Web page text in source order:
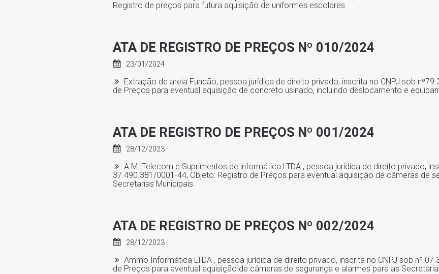
Registro de preços para futura aquisição de uniformes escolares
ATA DE REGISTRO DE PREÇOS Nº 010/2024
23/01/2024
Extração de areia Fundão, pessoa jurídica de direito privado, inscrita no CNPJ sob
de Preços para eventual aquisição de concreto usinado, incluindo deslocamento e
ATA DE REGISTRO DE PREÇOS Nº 001/2024
28/12/2023
A.M. Telecom e Suprimentos de informática LTDA , pessoa jurídica de direito privado,
37.490.381/0001-44, Objeto: Registro de Preços para eventual aquisição de câmeras de
Secretarias Municipais.
ATA DE REGISTRO DE PREÇOS Nº 002/2024
28/12/2023
Ammo Informática LTDA , pessoa jurídica de direito privado, inscrita no CNPJ sob nº
de Preços para eventual aquisição de câmeras de segurança e alarmes para as